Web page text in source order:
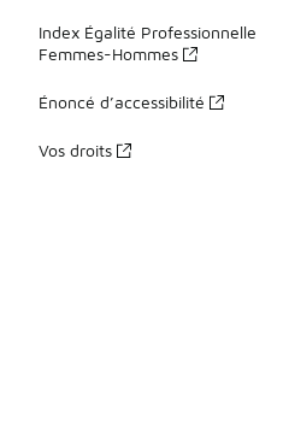
Index Égalité Professionnelle
Femmes-Hommes
Énoncé d’accessibilité
Vos droits